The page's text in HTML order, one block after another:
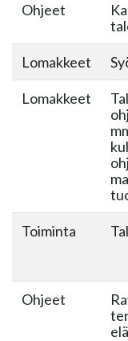
Ohjeet
Lomakkeet
Lomakkeet
Toiminta
Ohjeet